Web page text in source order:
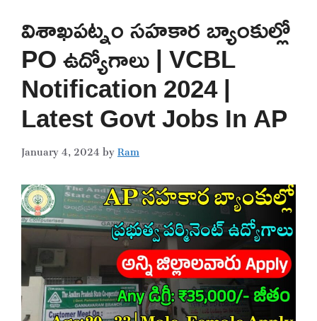
విశాఖపట్నం సహకార బ్యాంకుల్లో
PO ఉద్యోగాలు | VCBL
Notification 2024 |
Latest Govt Jobs In AP
January 4, 2024byRam